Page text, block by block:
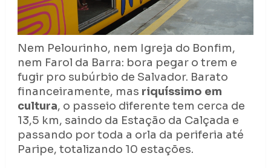
Nem Pelourinho, nem Igreja do Bonfim,
nem Farol da Barra: bora pegar o trem e
fugir pro subúrbio de Salvador. Barato
financeiramente, mas riquíssimo em
cultura, o passeio diferente tem cerca de
13,5 km, saindo da Estação da Calçada e
passando por toda a orla da periferia até
Paripe, totalizando 10 estações.